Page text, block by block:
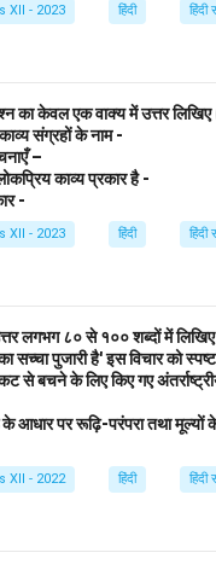
XII - 2023 हिंदी हिंदी
का केवल एक वाक्य में उत्तर लिखिए
संग्रहों के नाम -
–
काव्य प्रकार है -
-
XII - 2023 हिंदी हिंदी
लगभग ८० से १०० शब्दों में
सच्चा पुजारी है' इस विचार को
बचने के लिए किए गए
के आधार पर रूढ़ि-परंपरा तथा मूल्यों
XII - 2022 हिंदी हिंदी